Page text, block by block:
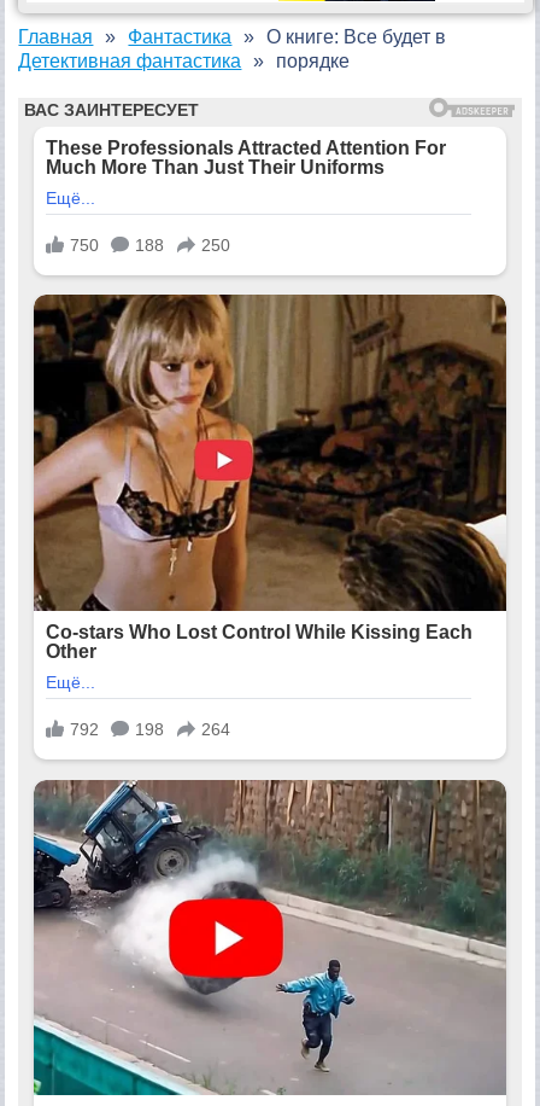
Главная
Фантастика
Детективная фантастика
О книге: Все будет в
порядке